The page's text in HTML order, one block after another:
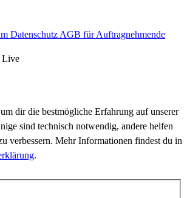
Datenschutz AGB für Auftragnehmende
Live
dir die bestmögliche Erfahrung auf unserer
sind technisch notwendig, andere helfen
verbessern. Mehr Informationen findest du in
.